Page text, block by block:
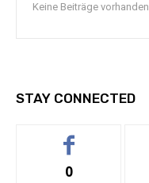
Keine Beiträge vorhanden
STAY CONNECTED
0